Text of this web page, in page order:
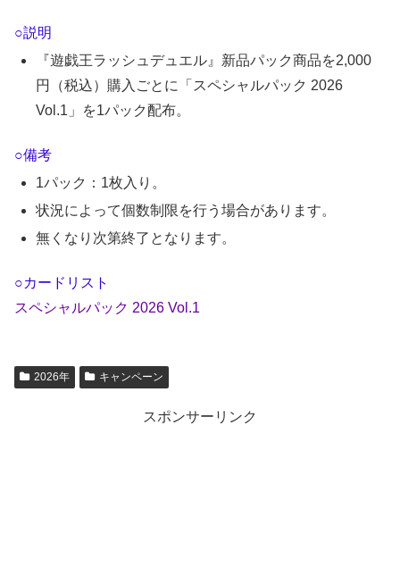
○説明
『遊戯王ラッシュデュエル』新品パック商品を2,000
円（税込）購入ごとに「スペシャルパック 2026
Vol.1」を1パック配布。
○備考
1パック：1枚入り。
状況によって個数制限を行う場合があります。
無くなり次第終了となります。
○カードリスト
スペシャルパック 2026 Vol.1
2026年 キャンペーン
スポンサーリンク